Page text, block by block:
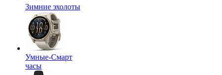
Зимние эхолоты
Умные-Смарт
часы